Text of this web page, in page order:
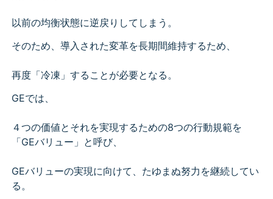
以前の均衡状態に逆戻りしてしまう。
そのため、導入された変革を長期間維持するため、
再度「冷凍」することが必要となる。
GEでは、
４つの価値とそれを実現するための8つの行動規範を
「GEバリュー」と呼び、
GEバリューの実現に向けて、たゆまぬ努力を継続してい
る。